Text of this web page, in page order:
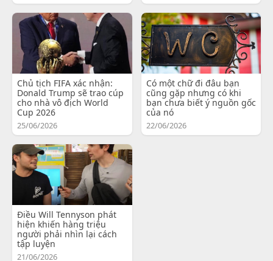
Chủ tịch FIFA xác nhận:
Donald Trump sẽ trao cúp
cho nhà vô địch World
Cup 2026
25/06/2026
Có một chữ đi đâu bạn
cũng gặp nhưng có khi
bạn chưa biết ý nguồn gốc
của nó
22/06/2026
Điều Will Tennyson phát
hiện khiến hàng triệu
người phải nhìn lại cách
tập luyện
21/06/2026